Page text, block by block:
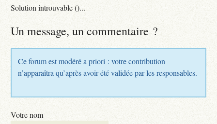
Solution introuvable ()...
Un message, un commentaire ?
Ce forum est modéré a priori : votre contribution
n’apparaîtra qu’après avoir été validée par les responsables.
Votre nom